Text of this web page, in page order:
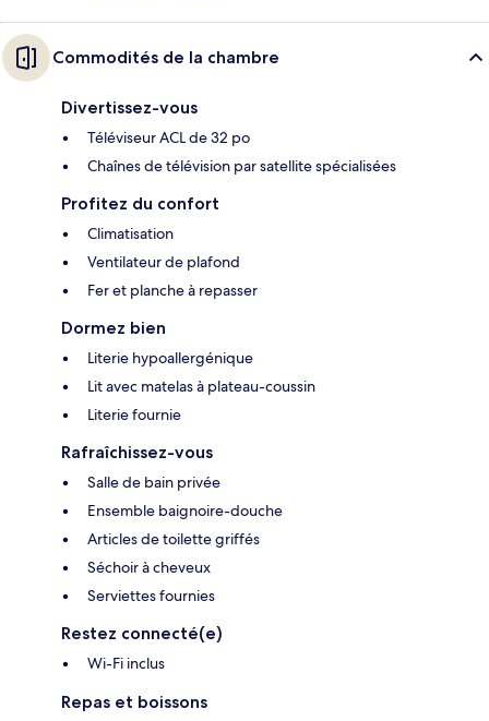
Commodités de la chambre
Divertissez-vous
Téléviseur ACL de 32 po
Chaînes de télévision par satellite spécialisées
Profitez du confort
Climatisation
Ventilateur de plafond
Fer et planche à repasser
Dormez bien
Literie hypoallergénique
Lit avec matelas à plateau-coussin
Literie fournie
Rafraîchissez-vous
Salle de bain privée
Ensemble baignoire-douche
Articles de toilette griffés
Séchoir à cheveux
Serviettes fournies
Restez connecté(e)
Wi-Fi inclus
Repas et boissons